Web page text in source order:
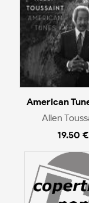
American
Allen
19.50 €